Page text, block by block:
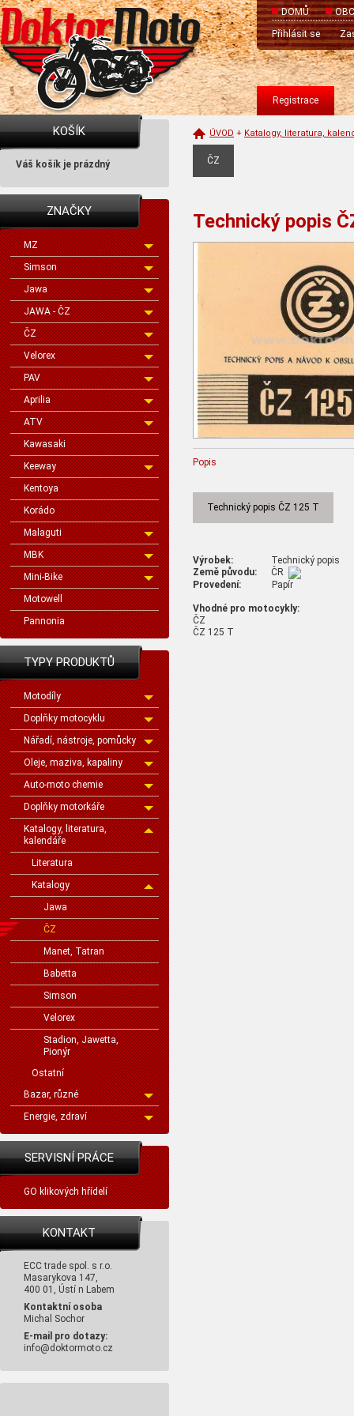
DOMŮ
Přihlásit se
Registrace
KOŠÍK
Váš košík je prázdný
ZNAČKY
MZ
Simson
Jawa
JAWA - ČZ
ČZ
Velorex
PAV
Aprilia
ATV
Kawasaki
Keeway
Kentoya
Korádo
Malaguti
MBK
Mini-Bike
Motowell
Pannonia
TYPY PRODUKTŮ
Motodíly
Doplňky motocyklu
Nářadí, nástroje, pomůcky
Oleje, maziva, kapaliny
Auto-moto chemie
Doplňky motorkáře
Katalogy, literatura,
kalendáře
Literatura
Katalogy
Jawa
ČZ
Manet, Tatran
Babetta
Simson
Velorex
Stadion, Jawetta,
Pionýr
Ostatní
Bazar, různé
Energie, zdraví
SERVISNÍ PRÁCE
GO klikových hřídelí
KONTAKT
ECC trade spol. s r.o.
Masarykova 147,
400 01, Ústí n Labem
Kontaktní osoba
Michal Sochor
E-mail pro dotazy:
info@doktormoto.cz
ÚVOD + Katalogy, literatura,
ČZ
Technický popis
Popis
Technický popis ČZ 125 T
Výrobek: Technický popis
Země původu: ČR
Provedení: Papír
Vhodné pro motocykly:
ČZ
ČZ 125 T